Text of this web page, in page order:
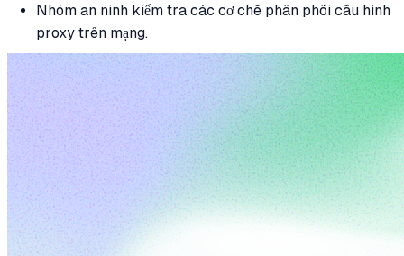
Nhóm an ninh kiểm tra các cơ chế phân phối cấu hình
proxy trên mạng.